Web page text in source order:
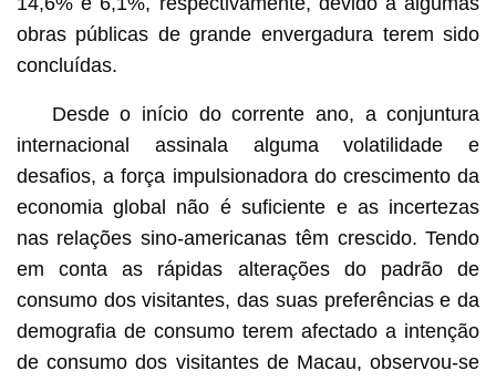
obras públicas de grande envergadura terem sido
concluídas.
Desde o início do corrente ano, a conjuntura
internacional assinala alguma volatilidade e
desafios, a força impulsionadora do crescimento da
economia global não é suficiente e as incertezas
nas relações sino-americanas têm crescido. Tendo
em conta as rápidas alterações do padrão de
consumo dos visitantes, das suas preferências e da
demografia de consumo terem afectado a intenção
de consumo dos visitantes de Macau, observou-se